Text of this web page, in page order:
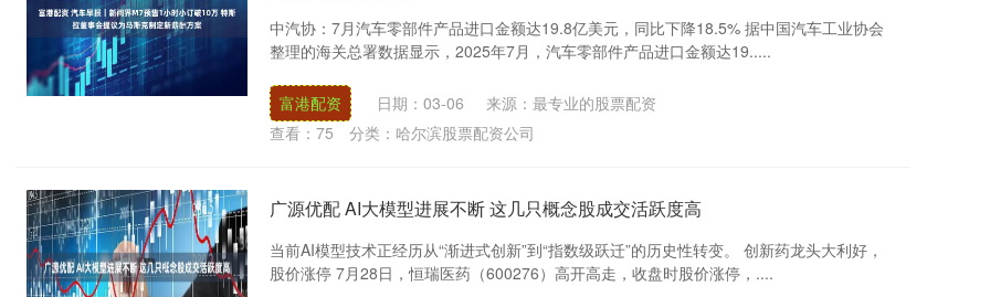
中汽协：7月汽车零部件产品进口金额达19.8亿美元，同比下降18.5% 据中国汽车工业协会
整理的海关总署数据显示，2025年7月，汽车零部件产品进口金额达19.....
富港配资 日期：03-06
来源：最专业的股票配资
查看： 75 分类： 哈尔滨股票配资公司
广源优配 AI大模型进展不断 这几只概念股成交活跃度高
当前AI模型技术正经历从“渐进式创新”到“指数级跃迁”的历史性转变。 创新药龙头大利好，
股价涨停 7月28日，恒瑞医药（600276）高开高走，收盘时股价涨停，....